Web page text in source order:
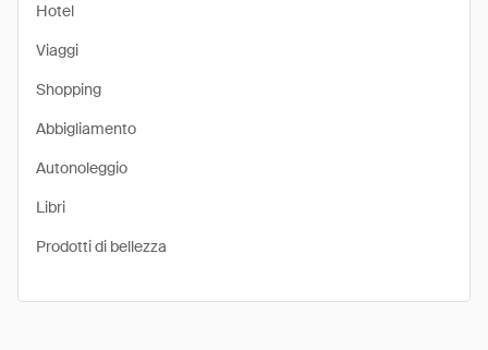
Hotel
Viaggi
Shopping
Abbigliamento
Autonoleggio
Libri
Prodotti di bellezza